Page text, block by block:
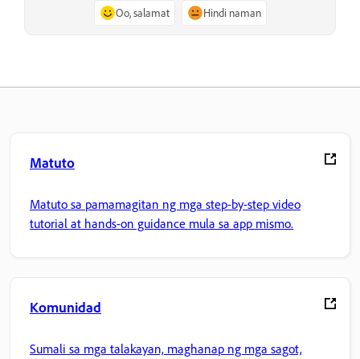
Oo, salamat Hindi naman
Matuto
Matuto sa pamamagitan ng mga step-by-step video
tutorial at hands-on guidance mula sa app mismo.
Komunidad
Sumali sa mga talakayan, maghanap ng mga sagot,